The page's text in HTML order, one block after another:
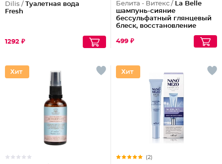
Dilis / Туалетная вода
Fresh
1292 ₽
Белита - Витекс / La Belle
шампунь-сияние
бессульфатный глянцевый
блеск, восстановление
499 ₽
(2)